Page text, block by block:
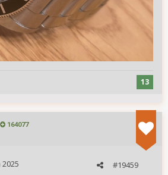
13
164077
#19459